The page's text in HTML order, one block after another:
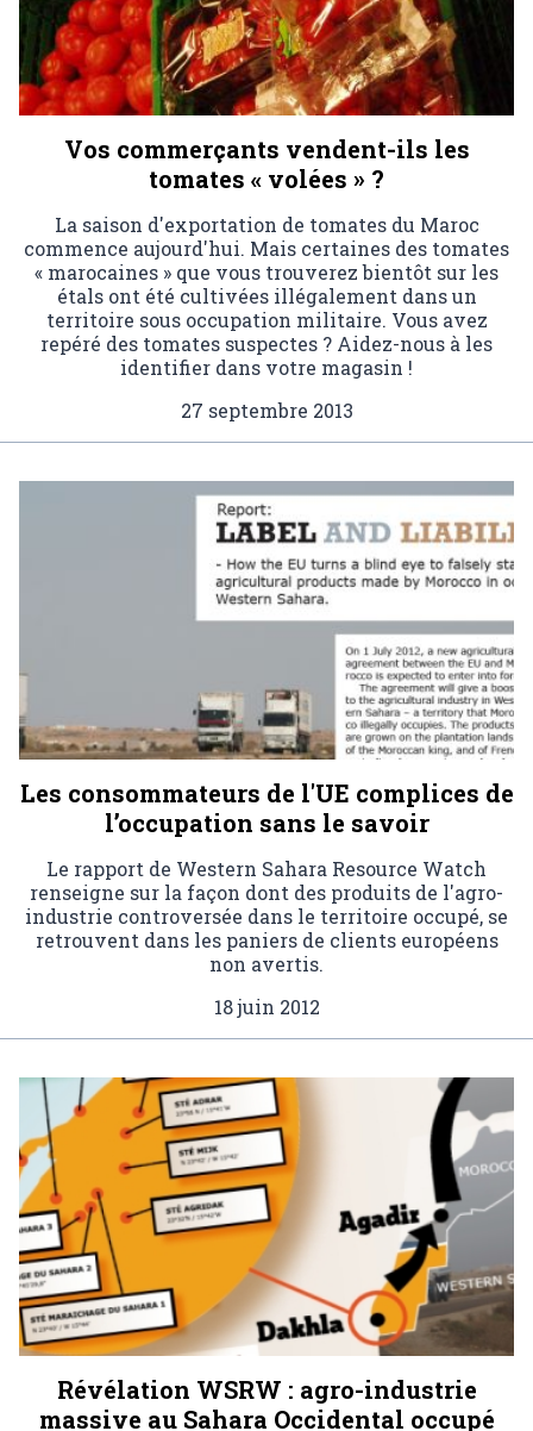
Vos commerçants vendent-ils les
tomates « volées » ?
La saison d'exportation de tomates du Maroc
commence aujourd'hui. Mais certaines des tomates
« marocaines » que vous trouverez bientôt sur les
étals ont été cultivées illégalement dans un
territoire sous occupation militaire. Vous avez
repéré des tomates suspectes ? Aidez-nous à les
identifier dans votre magasin !
27 septembre 2013
Les consommateurs de l'UE complices de
l’occupation sans le savoir
Le rapport de Western Sahara Resource Watch
renseigne sur la façon dont des produits de l'agro-
industrie controversée dans le territoire occupé, se
retrouvent dans les paniers de clients européens
non avertis.
18 juin 2012
Révélation WSRW : agro-industrie
massive au Sahara Occidental occupé